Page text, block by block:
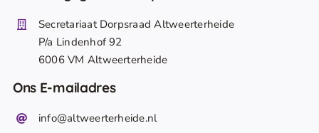
Secretariaat Dorpsraad Altweerterheide
P/a Lindenhof 92
6006 VM Altweerterheide
Ons E-mailadres
info@altweerterheide.nl